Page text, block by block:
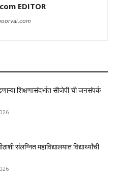
EDITOR
शिक्षणासंदर्भात सीजेपी ची जनसंपर्क
संलग्नित महाविद्यालयात विद्यार्थ्यांची